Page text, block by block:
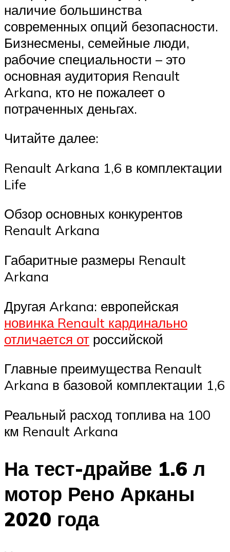
наличие большинства
современных опций безопасности.
Бизнесмены, семейные люди,
рабочие специальности – это
основная аудитория Renault
Arkana, кто не пожалеет о
потраченных деньгах.
Читайте далее:
Renault Arkana 1,6 в комплектации
Life
Обзор основных конкурентов
Renault Arkana
Габаритные размеры Renault
Arkana
Другая Arkana: европейская
новинка Renault кардинально
отличается от российской
Главные преимущества Renault
Arkana в базовой комплектации 1,6
Реальный расход топлива на 100
км Renault Arkana
На тест-драйве 1.6 л
мотор Рено Арканы
2020 года